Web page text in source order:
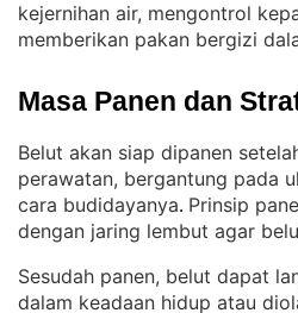
kejernihan air, mengontrol
memberikan pakan bergizi
Masa Panen dan
Belut akan siap dipanen
perawatan, bergantung pada
cara budidayanya. Prinsip
dengan jaring lembut agar
Sesudah panen, belut dapat
dalam keadaan hidup atau